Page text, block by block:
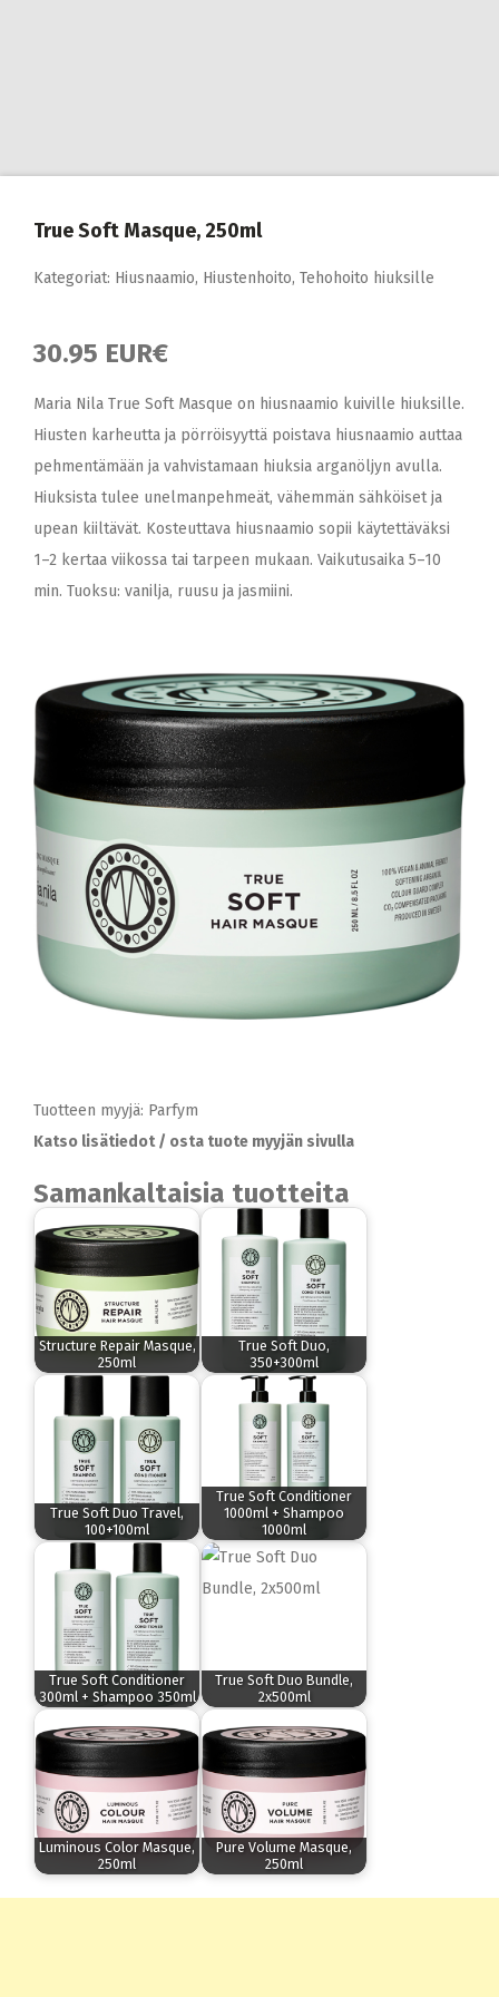
True Soft Masque, 250ml
Kategoriat: Hiusnaamio, Hiustenhoito, Tehohoito hiuksille
30.95 EUR€
Maria Nila True Soft Masque on hiusnaamio kuiville hiuksille.
Hiusten karheutta ja pörröisyyttä poistava hiusnaamio auttaa
pehmentämään ja vahvistamaan hiuksia arganöljyn avulla.
Hiuksista tulee unelmanpehmeät, vähemmän sähköiset ja
upean kiiltävät. Kosteuttava hiusnaamio sopii käytettäväksi
1–2 kertaa viikossa tai tarpeen mukaan. Vaikutusaika 5–10
min. Tuoksu: vanilja, ruusu ja jasmiini.
Tuotteen myyjä: Parfym
Katso lisätiedot / osta tuote myyjän sivulla
Samankaltaisia tuotteita
Structure Repair Masque,
250ml
True Soft Duo,
350+300ml
True Soft Duo Travel,
100+100ml
True Soft Conditioner
1000ml + Shampoo
1000ml
True Soft Conditioner
300ml + Shampoo 350ml
True Soft Duo Bundle,
2x500ml
Luminous Color Masque,
250ml
Pure Volume Masque,
250ml